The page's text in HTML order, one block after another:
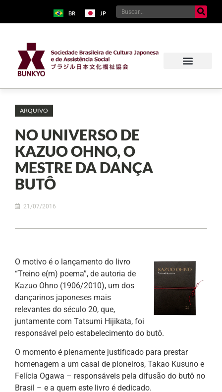
BR JP
ARQUIVO
NO UNIVERSO DE
KAZUO OHNO, O
MESTRE DA DANÇA
BUTÔ
21/07/2016
O motivo é o lançamento do livro
“Treino e(m) poema”, de autoria de
Kazuo Ohno (1906/2010), um dos
dançarinos japoneses mais
relevantes do século 20, que,
juntamente com Tatsumi Hijikata, foi
responsável pelo estabelecimento do butô.
O momento é plenamente justificado para prestar
homenagem a um casal de pioneiros, Takao Kusuno e
Felícia Ogawa – responsáveis pela difusão do butô no
Brasil – e a quem este livro é dedicado.